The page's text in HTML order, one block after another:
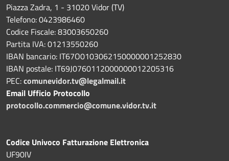
Piazza Zadra, 1 - 31020 Vidor (TV)
Telefono: 0423986460
Codice Fiscale: 83003650260
Partita IVA: 01213550260
IBAN bancario: IT67O0103062150000001252830
IBAN postale: IT69J0760112000000012205316
PEC:comunevidor.tv@legalmail.it
Email Ufficio Protocollo
protocollo.commercio@comune.vidor.tv.it
Codice Univoco Fatturazione Elettronica
UF90IV